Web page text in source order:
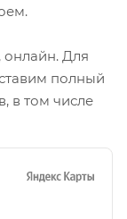
Для
полный
в том числе